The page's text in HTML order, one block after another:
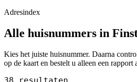
Adresindex
Alle huisnummers in
Kies het juiste huisnummer. Daarna
op de kaart en bestelt u alleen een rapport
38 resultaten